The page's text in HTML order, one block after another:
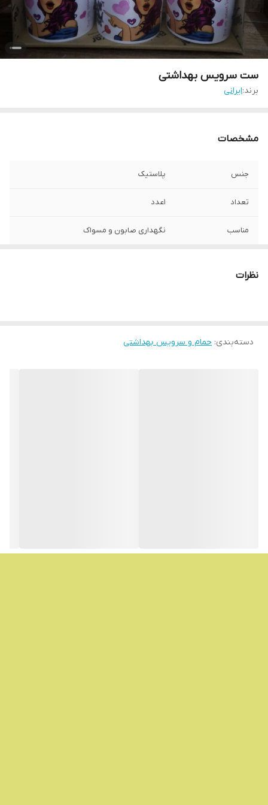
ست سرویس بهداشتی
برند:ایرانی
مشخصات
جنس پلاستیک
تعداد 1عدد
مناسب نگهداری صابون و مسواک
نظرات
دسته‌بندی: حمام و سرویس بهداشتی